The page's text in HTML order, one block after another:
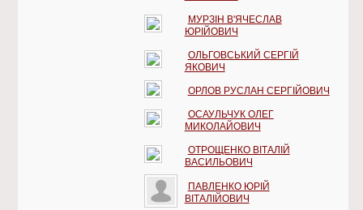
МУРЗІН В'ЯЧЕСЛАВ
ЮРІЙОВИЧ
ОЛЬГОВСЬКИЙ СЕРГІЙ
ЯКОВИЧ
ОРЛОВ РУСЛАН СЕРГІЙОВИЧ
ОСАУЛЬЧУК ОЛЕГ
МИКОЛАЙОВИЧ
ОТРОЩЕНКО ВІТАЛІЙ
ВАСИЛЬОВИЧ
ПАВЛЕНКО ЮРІЙ
ВІТАЛІЙОВИЧ